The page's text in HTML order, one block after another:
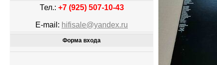
Тел.: +7 (925) 507-10-43
E-mail: hifisale@yandex.ru
Форма входа